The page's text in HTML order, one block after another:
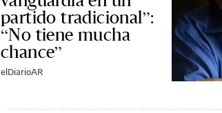
partido tradicional”:
“No tiene mucha
chance”
elDiarioAR